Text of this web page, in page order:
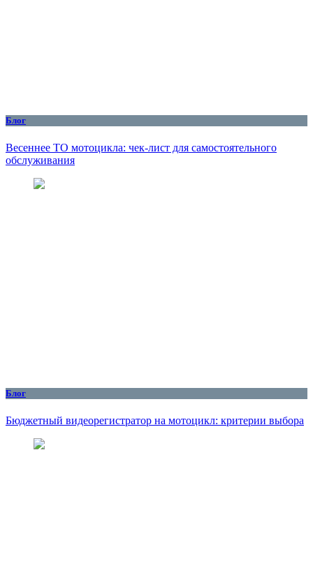
Блог
Весеннее ТО мотоцикла: чек-лист для самостоятельного
обслуживания
Блог
Бюджетный видеорегистратор на мотоцикл: критерии выбора